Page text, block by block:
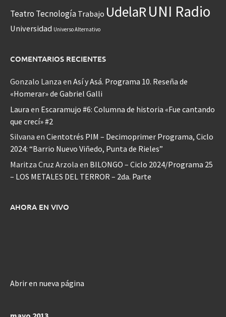
Teatro Tecnología Trabajo UdelaRUNI Radio
Universidad Universo Alternativo
COMENTARIOS RECIENTES
Gonzalo Lanza en Así y Asá. Programa 10. Reseña de
«Homerar» de Gabriel Galli
Laura en Escaramujo #6: Columna de historia «Fue cantando
que crecí» #2
Silvana en Cientotrés PIM – Decimoprimer Programa, Ciclo
2024: “Barrio Nuevo Viñedo, Punta de Rieles”
Maritza Cruz Arzola en BILONGO – Ciclo 2024/Programa 25
– LOS METALES DEL TERROR – 2da. Parte
AHORA EN VIVO
Abrir en nueva página